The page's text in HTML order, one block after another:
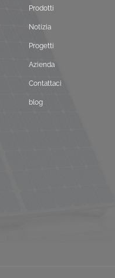
Prodotti
Notizia
Progetti
Azienda
Contattaci
blog